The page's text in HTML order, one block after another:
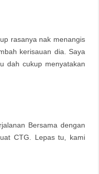
rasanya nak menangis
kerisauan dia. Saya
dah cukup menyatakan
Bersama dengan
CTG. Lepas tu, kami